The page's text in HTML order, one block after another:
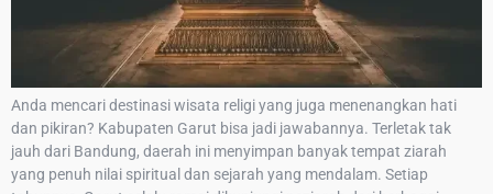
Anda mencari destinasi wisata religi yang juga menenangkan hati
dan pikiran? Kabupaten Garut bisa jadi jawabannya. Terletak tak
jauh dari Bandung, daerah ini menyimpan banyak tempat ziarah
yang penuh nilai spiritual dan sejarah yang mendalam. Setiap